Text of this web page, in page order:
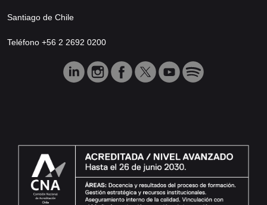
Santiago de Chile
Teléfono +56 2 2692 0200